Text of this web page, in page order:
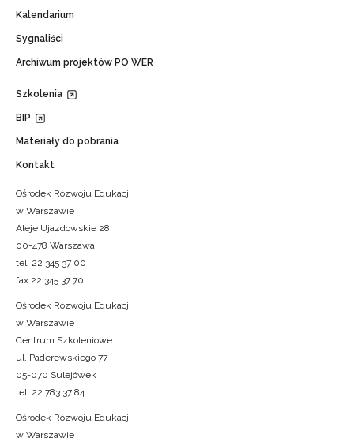
Kalendarium
Sygnaliści
Archiwum projektów PO WER
Szkolenia
BIP
Materiały do pobrania
Kontakt
Ośrodek Rozwoju Edukacji
w Warszawie
Aleje Ujazdowskie 28
00-478 Warszawa
tel. 22 345 37 00
fax 22 345 37 70
Ośrodek Rozwoju Edukacji
w Warszawie
Centrum Szkoleniowe
ul. Paderewskiego 77
05-070 Sulejówek
tel. 22 783 37 84
Ośrodek Rozwoju Edukacji
w Warszawie